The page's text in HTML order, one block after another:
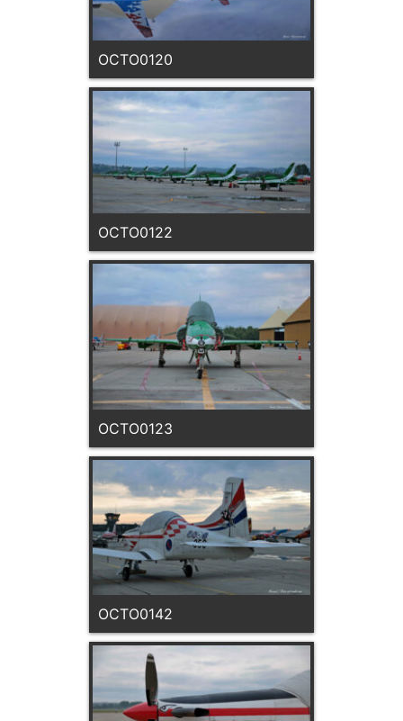
OCTO0120
OCTO0122
OCTO0123
OCTO0142